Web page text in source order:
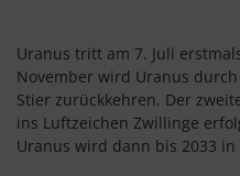
Uranus tritt am 7. Juli
November wird Uranus
Stier zurückkehren. Der
ins Luftzeichen Zwillinge
Uranus wird dann bis 2033